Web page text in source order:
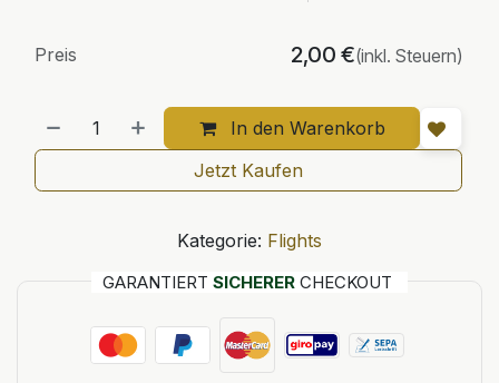
In den Warenkorb
Preis 2,00 €(inkl. Steuern)
Jetzt Kaufen
Kategorie: Flights
GARANTIERT SICHERER CHECKOUT